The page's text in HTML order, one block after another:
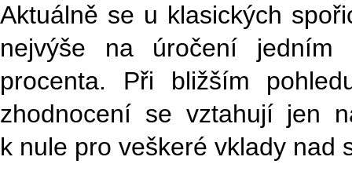
Aktuálně se u klasických
nejvýše na úročení
procenta. Při bližším
zhodnocení se vztahují jen
k nule pro veškeré vklady nad